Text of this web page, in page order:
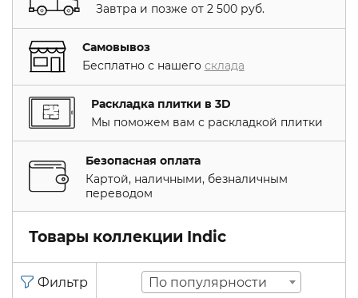
Завтра и позже от 2 500 руб.
Самовывоз
Бесплатно с нашего склада
Раскладка плитки в 3D
Мы поможем вам с раскладкой плитки
Безопасная оплата
Картой, наличными, безналичным
переводом
Товары коллекции Indic
По популярности